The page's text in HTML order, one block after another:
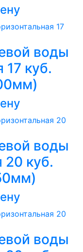
воды
17 куб.
воды
20 куб.
воды